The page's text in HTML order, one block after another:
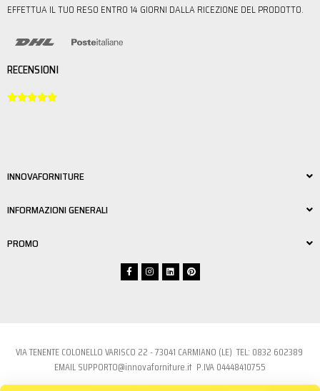
EFFETTUA IL TUO RESO ENTRO 14 GIORNI DALLA RICEZIONE DEL PRODOTTO.
RECENSIONI

INNOVAFORNITURE
INFORMAZIONI GENERALI
PROMO
VIA TENENTE COLONELLO VARISCO 22 - 73041 CARMIANO (LE) TEL: 0832 602389
EMAILSUPPORTO@innovaforniture.it P.IVA 04448410755